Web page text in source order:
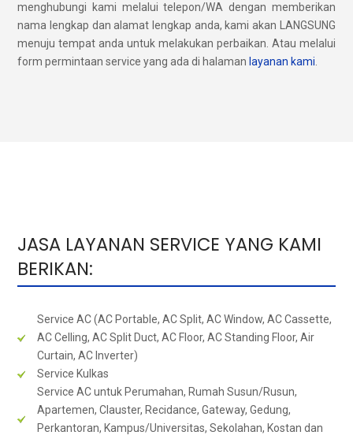
menghubungi kami melalui telepon/WA dengan memberikan
nama lengkap dan alamat lengkap anda, kami akan LANGSUNG
menuju tempat anda untuk melakukan perbaikan. Atau melalui
form permintaan service yang ada di halaman layanan kami
JASA LAYANAN SERVICE YANG KAMI
BERIKAN:
Service AC (AC Portable, AC Split, AC Window, AC Cassette,
AC Celling, AC Split Duct, AC Floor, AC Standing Floor, Air
Curtain, AC Inverter)
Service Kulkas
Service AC untuk Perumahan, Rumah Susun/Rusun,
Apartemen, Clauster, Recidance, Gateway, Gedung,
Perkantoran, Kampus/Universitas, Sekolahan, Kostan dan